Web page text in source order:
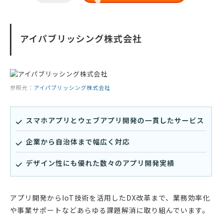
アイパブリッシング株式会社
参照元： アイパブリッシング株式会社
スマホアプリとウェブアプリ開発の一貫したサービス
企業から自治体まで幅広く対応
デザイン性にも優れた数々のアプリ開発実績
アプリ開発からIoT技術を活用したDX改革まで、業務効率化
や事業サポートなどあらゆる課題解消に取り組んでいます。